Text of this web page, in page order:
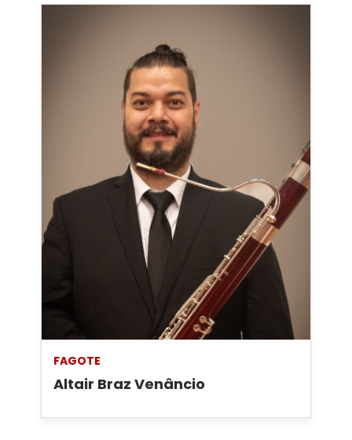
FAGOTE
Altair Braz Venâncio